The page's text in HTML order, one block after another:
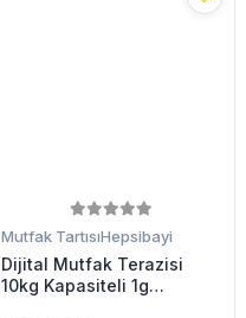
Mutfak TartısıHepsibayi
Dijital Mutfak Terazisi
10kg Kapasiteli 1g